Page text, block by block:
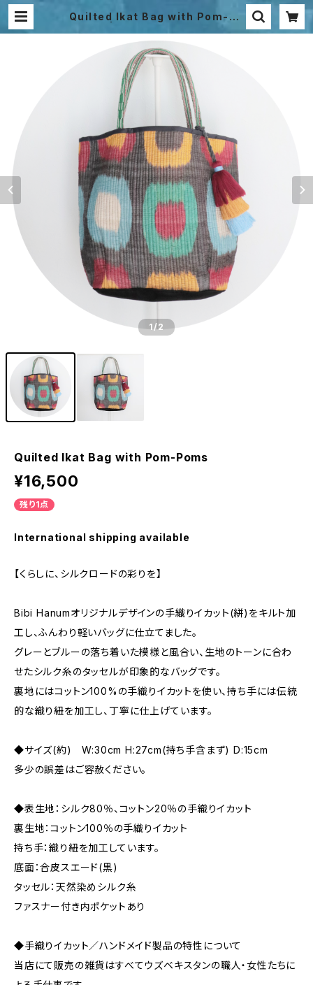
Quilted Ikat Bag with Pom-Po
ms | Bibi Hanum Japan
1/2
Quilted Ikat Bag with Pom-Poms
¥16,500
残り1点
International shipping available
【くらしに、シルクロードの彩りを】
Bibi Hanumオリジナルデザインの手織りイカット(絣)をキルト加
工し、ふんわり軽いバッグに仕立てました。
グレーとブルーの落ち着いた模様と風合い、生地のトーンに合わ
せたシルク糸のタッセルが印象的なバッグです。
裏地にはコットン100%の手織りイカットを使い、持ち手には伝統
的な織り紐を加工し、丁寧に仕上げています。
◆サイズ(約) W:30cm H:27cm(持ち手含まず) D:15cm
多少の誤差はご容赦ください。
◆表生地：シルク80％、コットン20％の手織りイカット
裏生地：コットン100％の手織りイカット
持ち手：織り紐を加工しています。
底面：合皮スエード(黒)
タッセル：天然染めシルク糸
ファスナー付き内ポケットあり
◆手織りイカット／ハンドメイド製品の特性について
当店にて販売の雑貨はすべてウズベキスタンの職人・女性たちに